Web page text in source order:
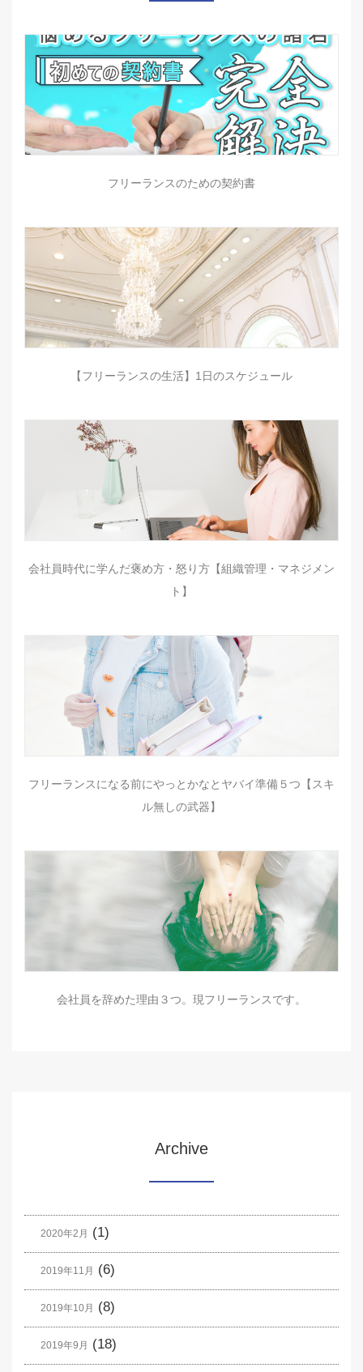
フリーランスのための契約書
【フリーランスの生活】1日のスケジュール
会社員時代に学んだ褒め方・怒り方【組織管理・マネジメン
ト】
フリーランスになる前にやっとかなとヤバイ準備５つ【スキ
ル無しの武器】
会社員を辞めた理由３つ。現フリーランスです。
Archive
2020年2月 (1)
2019年11月 (6)
2019年10月 (8)
2019年9月 (18)